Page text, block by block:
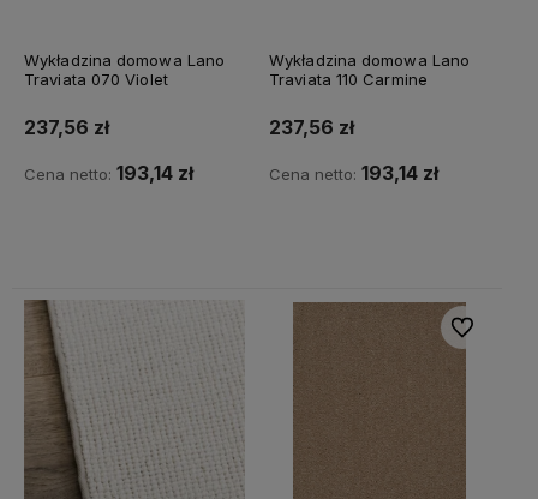
Wykładzina domowa Lano
Traviata 070 Violet
237,56 zł
Cena netto: 193,14 zł
Wykładzina domowa Lano
Traviata 110 Carmine
237,56 zł
Cena netto: 193,14 zł
Do